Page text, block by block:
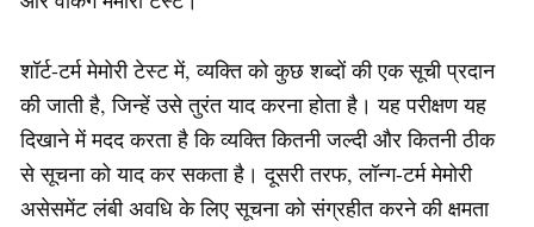
शॉर्ट-टर्म मेमोरी टेस्ट में, व्यक्ति को कुछ शब्दों की एक सूची प्रदान
की जाती है, जिन्हें उसे तुरंत याद करना होता है। यह परीक्षण यह
दिखाने में मदद करता है कि व्यक्ति कितनी जल्दी और कितनी ठीक
से सूचना को याद कर सकता है। दूसरी तरफ, लॉन्ग-टर्म मेमोरी
असेसमेंट लंबी अवधि के लिए सूचना को संग्रहीत करने की क्षमता